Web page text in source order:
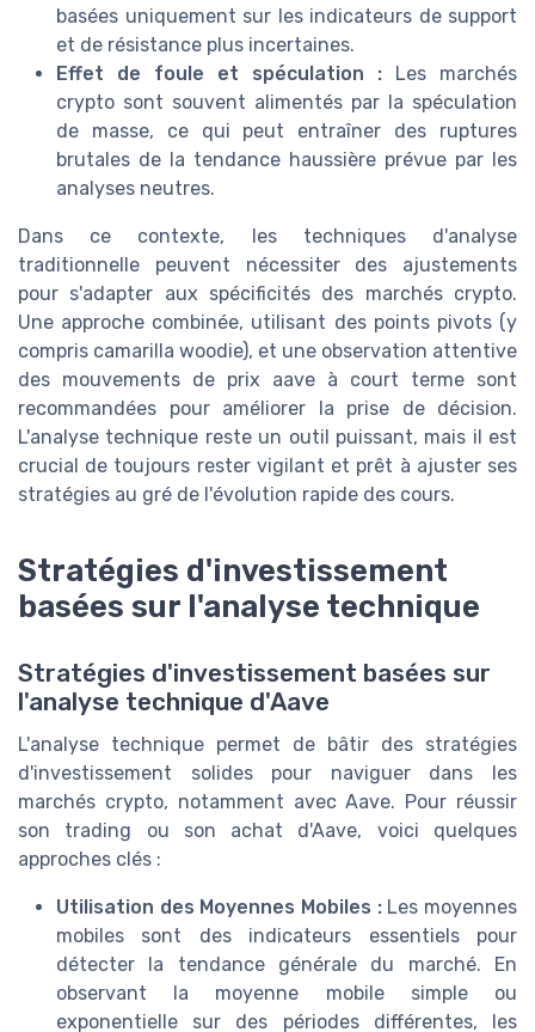
basées uniquement sur les indicateurs de support
et de résistance plus incertaines.
Effet de foule et spéculation : Les marchés
crypto sont souvent alimentés par la spéculation
de masse, ce qui peut entraîner des ruptures
brutales de la tendance haussière prévue par les
analyses neutres.
Dans ce contexte, les techniques d'analyse
traditionnelle peuvent nécessiter des ajustements
pour s'adapter aux spécificités des marchés crypto.
Une approche combinée, utilisant des points pivots (y
compris camarilla woodie), et une observation attentive
des mouvements de prix aave à court terme sont
recommandées pour améliorer la prise de décision.
L'analyse technique reste un outil puissant, mais il est
crucial de toujours rester vigilant et prêt à ajuster ses
stratégies au gré de l'évolution rapide des cours.
Stratégies d'investissement
basées sur l'analyse technique
Stratégies d'investissement basées sur
l'analyse technique d'Aave
L'analyse technique permet de bâtir des stratégies
d'investissement solides pour naviguer dans les
marchés crypto, notamment avec Aave. Pour réussir
son trading ou son achat d'Aave, voici quelques
approches clés :
Utilisation des Moyennes Mobiles :Les moyennes
mobiles sont des indicateurs essentiels pour
détecter la tendance générale du marché. En
observant la moyenne mobile simple ou
exponentielle sur des périodes différentes, les